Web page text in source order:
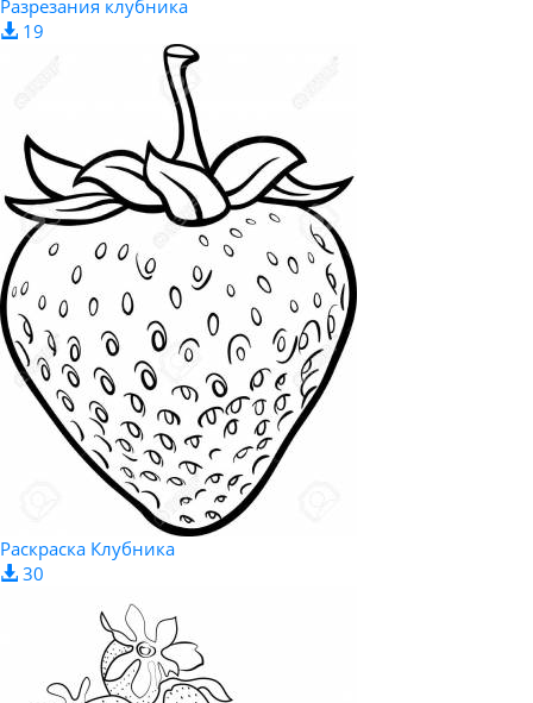
Разрезания клубника
19
Раскраска Клубника
30